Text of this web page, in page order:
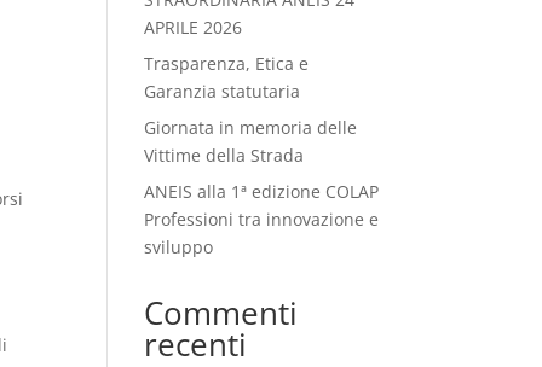
APRILE 2026
Trasparenza, Etica e
Garanzia statutaria
Giornata in memoria delle
Vittime della Strada
ANEIS alla 1ª edizione COLAP
Professioni tra innovazione e
sviluppo
Commenti
recenti